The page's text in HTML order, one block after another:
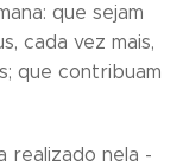
que sejam
cada vez mais,
que contribuam
realizado nela -